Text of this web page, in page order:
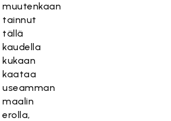
muutenkaan
tainnut
tällä
kaudella
kukaan
kaataa
useamman
maalin
erolla,